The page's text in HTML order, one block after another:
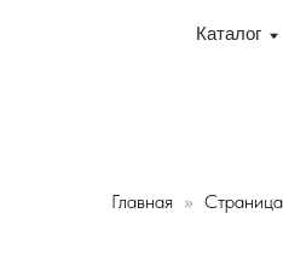
Каталог
16, офис № 15 2-й
Главная